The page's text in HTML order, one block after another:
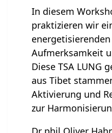
In diesem
praktizieren wir
Aufmerksamkeit
Diese TSA LUNG
aus Tibet
Aktivierung und
zur